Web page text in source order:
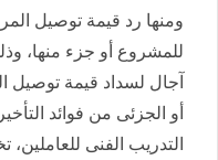
ومنها رد قيمة توصيل
للمشروع أو جزء منها،
آجال لسداد قيمة توصيل
أو الجزئى من فوائد
التدريب الفنى